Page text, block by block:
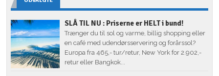
SLÅ TIL NU : Priserne er HELT i bund!
Trænger du til sol og varme, billig shopping eller
en café med udendørsservering og forårssol?
Europa fra 465,- tur/retur, New York for 2.902,-
retur eller Bangkok...